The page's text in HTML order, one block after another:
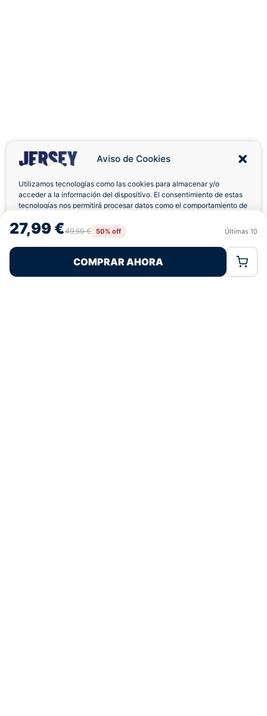
Aviso de Cookies
Utilizamos tecnologías como las cookies para almacenar y/o
acceder a la información del dispositivo. El consentimiento de estas
tecnologías nos permitirá procesar datos como el comportamiento de
retirar el consentimiento, puede afectar negativamente a ciertas
características y funciones.
Rechazar
Política de CookiesPolítica de Privacidad
27,99 €49,50 € 50% off Últimas 10
COMPRAR AHORA
Envíos a Domicilio Devolución 7 Días
Ofertas Sin Límites